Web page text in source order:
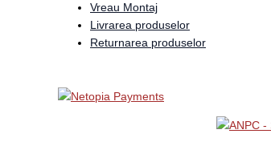
Vreau Montaj
Livrarea produselor
Returnarea produselor